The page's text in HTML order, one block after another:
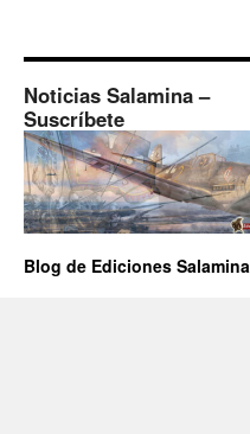
Noticias Salamina –
Suscríbete
Blog de Ediciones Salamina